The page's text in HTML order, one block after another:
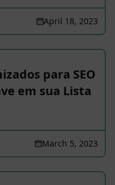
April 18, 2023
para SEO
em sua Lista
March 5, 2023